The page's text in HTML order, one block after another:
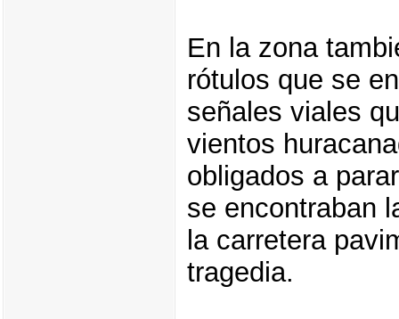
En la zona
rótulos que se
señales viales
vientos
obligados a
se encontraban
la carretera
tragedia.